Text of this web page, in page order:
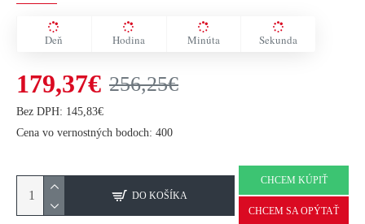
Deň Hodina Minúta Sekunda
179,37€ 256,25€
Bez DPH: 145,83€
Cena vo vernostných bodoch: 400
DO KOŠÍKA
CHCEM KÚPIŤ
CHCEM SA OPÝTAŤ